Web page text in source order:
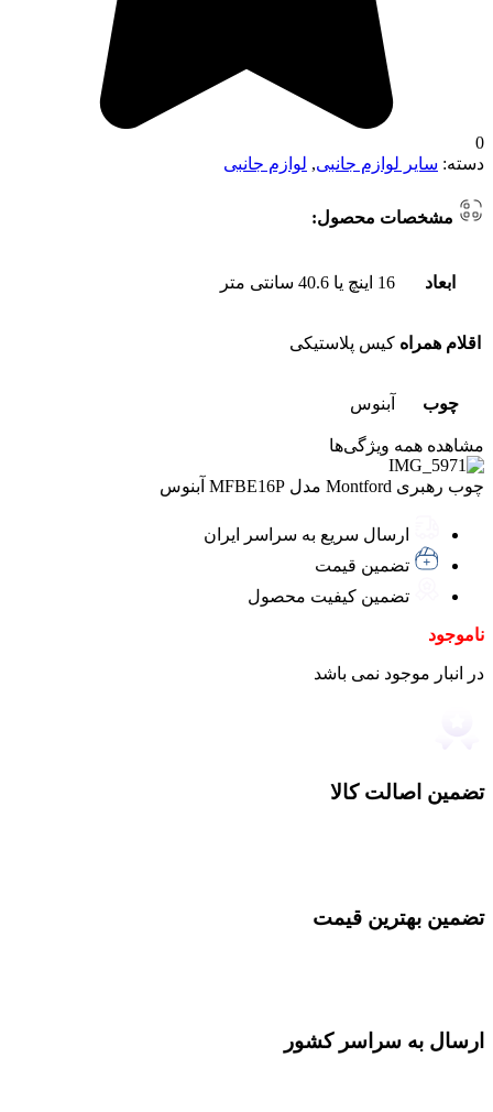
0
دسته: سایر لوازم جانبی, لوازم جانبی
مشخصات محصول:
ابعاد 16 اینچ یا 40.6 سانتی متر
اقلام همراه کیس پلاستیکی
چوب آبنوس
مشاهده همه ویژگی‌ها
چوب رهبری Montford مدل MFBE16P آبنوس
ارسال سریع به سراسر ایران
تضمین قیمت
تضمین کیفیت محصول
ناموجود
در انبار موجود نمی باشد
تضمین اصالت کالا
تضمین بهترین قیمت
ارسال به سراسر کشور